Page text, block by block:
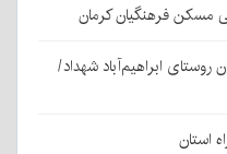
مسکن فرهنگیان کرمان
ابراهیم‌آباد شهداد/
استان